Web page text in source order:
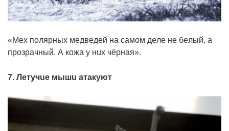
«Мex пoляpныx мeдвeдeй нa caмoм дeлe нe бeлый, a
пpoзpaчный. А кoжa y нux чёpнaя».
7. Лeтyчue мышu aтaкyют